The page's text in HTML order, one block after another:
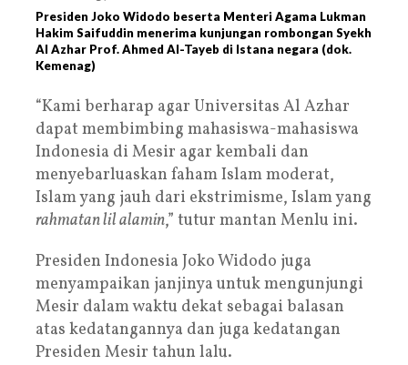
Presiden Joko Widodo beserta Menteri Agama Lukman
Hakim Saifuddin menerima kunjungan rombongan Syekh
Al Azhar Prof. Ahmed Al-Tayeb di Istana negara (dok.
Kemenag)
“Kami berharap agar Universitas Al Azhar
dapat membimbing mahasiswa-mahasiswa
Indonesia di Mesir agar kembali dan
menyebarluaskan faham Islam moderat,
Islam yang jauh dari ekstrimisme, Islam yang
rahmatan lil alamin,” tutur mantan Menlu ini.
Presiden Indonesia Joko Widodo juga
menyampaikan janjinya untuk mengunjungi
Mesir dalam waktu dekat sebagai balasan
atas kedatangannya dan juga kedatangan
Presiden Mesir tahun lalu.